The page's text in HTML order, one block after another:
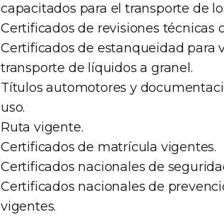
capacitados para el transporte de
Certificados de revisiones técnicas
Certificados de estanqueidad para
transporte de líquidos a granel.
Títulos automotores y
uso.
Ruta vigente.
Certificados de matrícula vigentes.
Certificados nacionales de
Certificados nacionales de
vigentes.